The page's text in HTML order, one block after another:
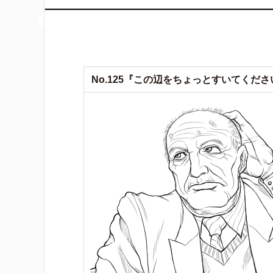
No.125『この辺をちょっとすいてくださ